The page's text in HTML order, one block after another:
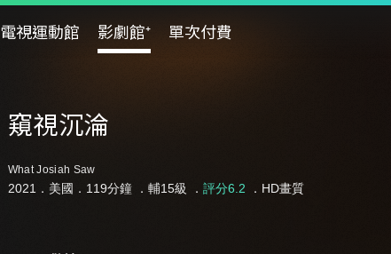
電視運動館 影劇館⁺ 單次付費
窺視沉淪
What Josiah Saw
2021．美國．119分鐘 ． 輔15級 ． 評分6.2 ．HD畫質